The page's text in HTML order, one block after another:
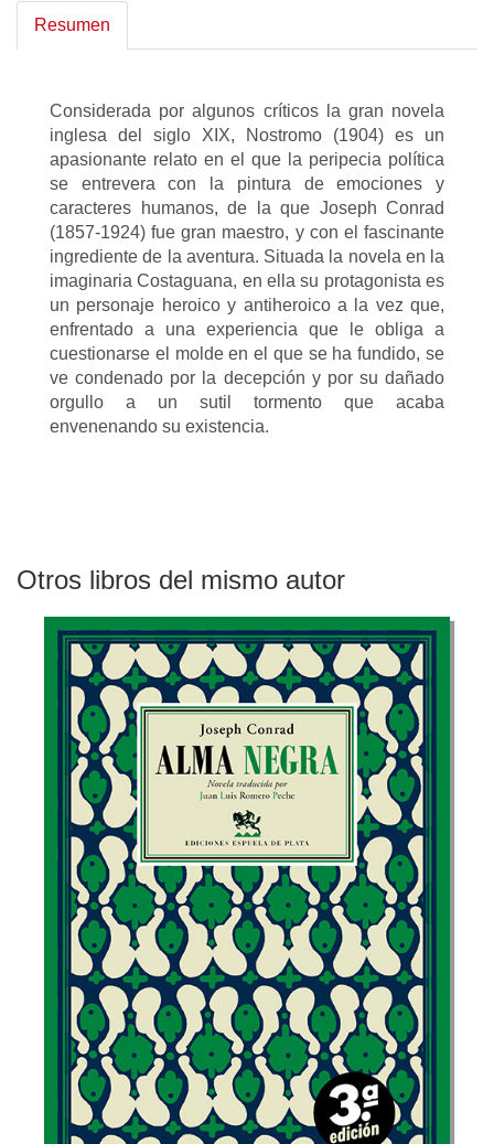
Resumen
Considerada por algunos críticos la gran novela
inglesa del siglo XIX, Nostromo (1904) es un
apasionante relato en el que la peripecia política
se entrevera con la pintura de emociones y
caracteres humanos, de la que Joseph Conrad
(1857-1924) fue gran maestro, y con el fascinante
ingrediente de la aventura. Situada la novela en la
imaginaria Costaguana, en ella su protagonista es
un personaje heroico y antiheroico a la vez que,
enfrentado a una experiencia que le obliga a
cuestionarse el molde en el que se ha fundido, se
ve condenado por la decepción y por su dañado
orgullo a un sutil tormento que acaba
envenenando su existencia.
Otros libros del mismo autor